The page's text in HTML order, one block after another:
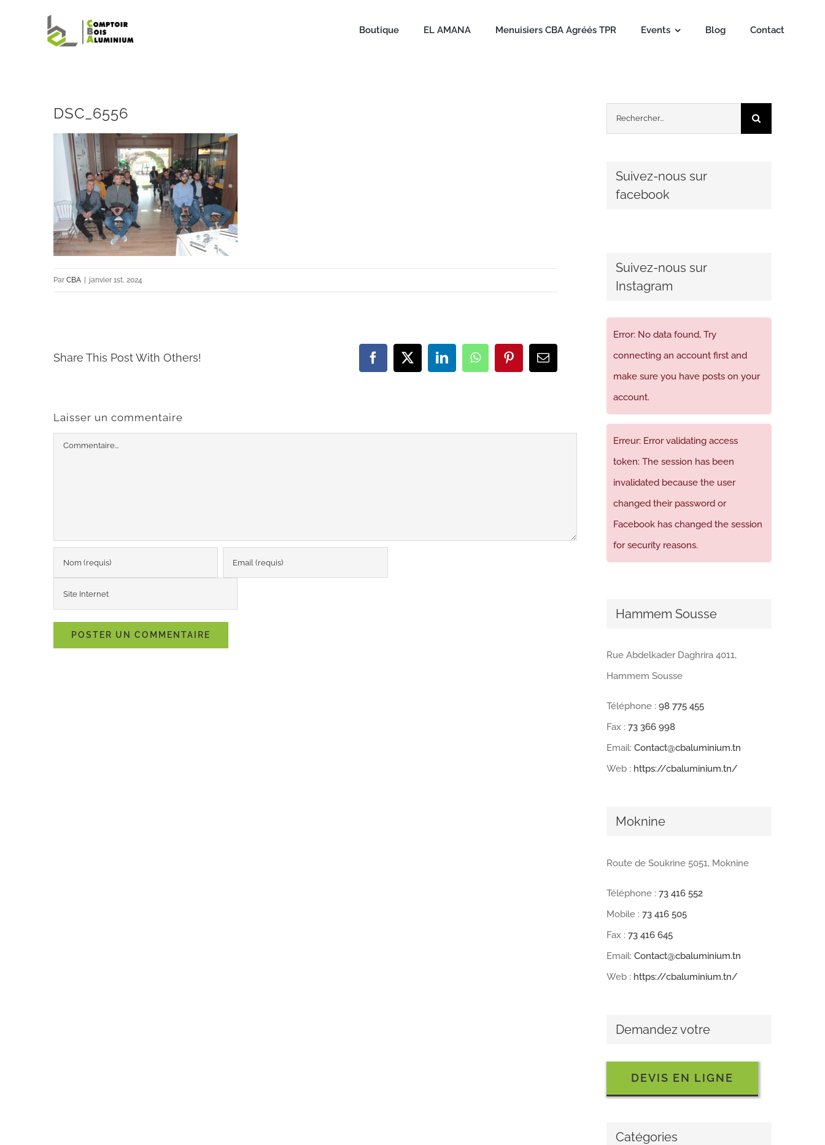
Boutique EL AMANA Menuisiers CBA Agréés TPR Events Blog Contact
DSC_6556
Par CBA | janvier 1st, 2024
Share This Post With Others! Facebook
X LinkedInWhatsAppPinterestEmail
Laisser un commentaire
Commentaire
Rechercher:
Suivez-nous sur
facebook
Suivez-nous sur
Instagram
Error: No data found, Try
connecting an account first and
make sure you have posts on your
account.
Erreur: Error validating access
token: The session has been
invalidated because the user
changed their password or
Facebook has changed the session
for security reasons.
Hammem Sousse
Rue Abdelkader Daghrira 4011,
Hammem Sousse
Téléphone : 98 775 455
Fax : 73 366 998
Email: Contact@cbaluminium.tn
Web : https://cbaluminium.tn/
Moknine
Route de Soukrine 5051, Moknine
Téléphone : 73 416 552
Mobile : 73 416 505
Fax : 73 416 645
Email: Contact@cbaluminium.tn
Web : https://cbaluminium.tn/
Demandez votre
DEVIS EN LIGNE
Catégories